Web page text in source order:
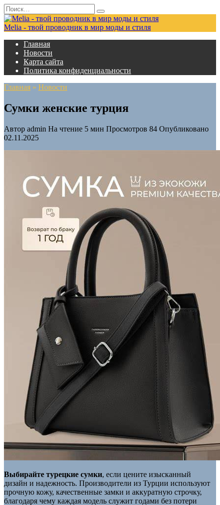
Перейти
к
содержанию
Search
for:
Melia - твой проводник в мир моды и стиля
Главная
Новости
Карта сайта
Политика конфиденциальности
Главная » Новости
Сумки женские турция
Автор admin На чтение 5 мин Просмотров 84 Опубликовано
02.11.2025
Выбирайте турецкие сумки, если цените изысканный
дизайн и надежность. Производители из Турции используют
прочную кожу, качественные замки и аккуратную строчку,
благодаря чему каждая модель служит годами без потери